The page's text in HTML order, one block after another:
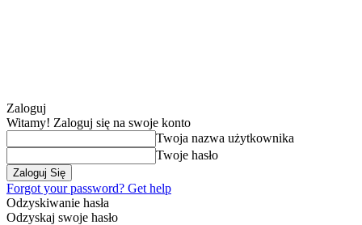
Zaloguj
Witamy! Zaloguj się na swoje konto
Twoja nazwa użytkownika
Twoje hasło
Forgot your password? Get help
Odzyskiwanie hasła
Odzyskaj swoje hasło